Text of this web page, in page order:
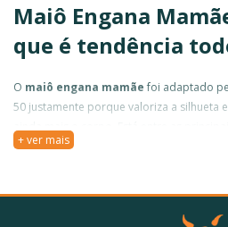
Maiô Engana
que é tendência
O maiô engana mamãefoi adaptado
50 justamente porque valoriza a silhueta e não a
todos os anos e é um queridinho das clientes, não precisamos
auto estima no topo, mais alta
maravilhosa, você será vista como uma mulher
+ ver mais